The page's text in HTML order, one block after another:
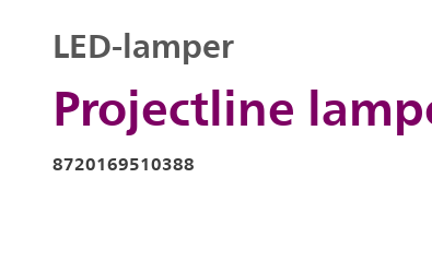
Projectline
LED-lamper
8720169510388